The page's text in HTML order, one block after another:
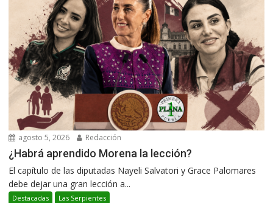
agosto 5, 2026 Redacción
¿Habrá aprendido Morena la lección?
El capítulo de las diputadas Nayeli Salvatori y Grace Palomares
debe dejar una gran lección a...
Destacadas Las Serpientes